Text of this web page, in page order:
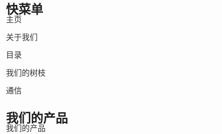
快菜单
主页
关于我们
目录
我们的树枝
通信
我们的产品
我们的产品